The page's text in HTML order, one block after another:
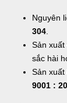
Nguyên
304
Sản
sắc hài
Sản
9001 :